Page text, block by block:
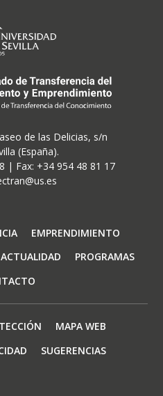
de las Delicias, s/n
(España).
| Fax: +34 954 48 81 17
EMPRENDIMIENTO
ACTUALIDAD
PROGRAMAS
MAPA WEB
SUGERENCIAS